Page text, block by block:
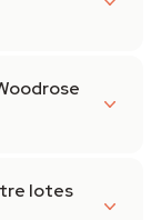
lotes